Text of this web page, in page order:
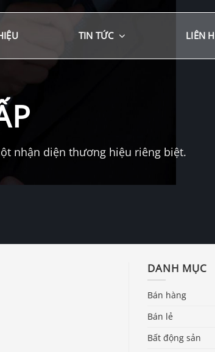
TIN TỨC LIÊN
nhận diện thương hiệu riêng biệt.
DANH MỤC
Bán hàng
Bán lẻ
Bất động sản